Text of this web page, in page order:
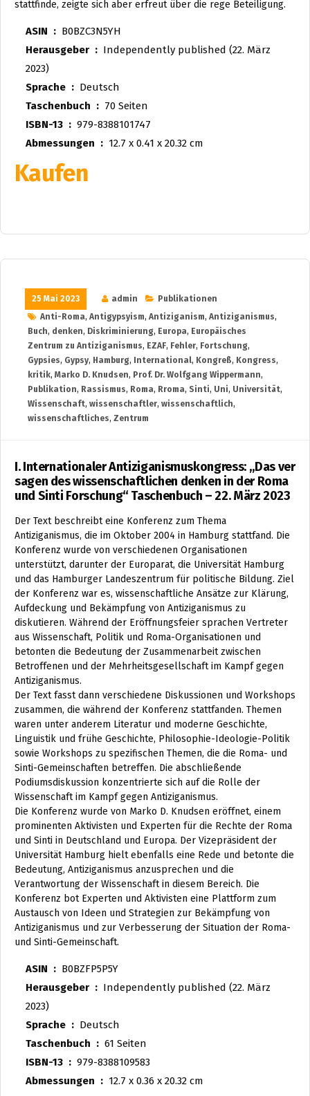
stattfinde, zeigte sich aber erfreut über die rege Beteiligung.
ASIN ‏ : ‎ B0BZC3N5YH
Herausgeber ‏ : ‎ Independently published (22. März
2023)
Sprache ‏ : ‎ Deutsch
Taschenbuch ‏ : ‎ 70 Seiten
ISBN-13 ‏ : ‎ 979-8388101747
Abmessungen ‏ : ‎ 12.7 x 0.41 x 20.32 cm
Kaufen
25 Mai 2023 admin
Publikationen
Anti-Roma, Antigypsyism, Antiziganism, Antiziganismus,
Buch, denken, Diskriminierung, Europa, Europäisches
Zentrum zu Antiziganismus, EZAF, Fehler, Fortschung,
Gypsies, Gypsy, Hamburg, International, Kongreß, Kongress,
kritik, Marko D. Knudsen, Prof. Dr. Wolfgang Wippermann,
Publikation, Rassismus, Roma, Rroma, Sinti, Uni, Universität,
Wissenschaft, wissenschaftler, wissenschaftlich,
wissenschaftliches, Zentrum
I. Internationaler Antiziganismuskongress: „Das ver
sagen des wissenschaftlichen denken in der Roma
und Sinti Forschung“ Taschenbuch – 22. März 2023
Der Text beschreibt eine Konferenz zum Thema
Antiziganismus, die im Oktober 2004 in Hamburg stattfand. Die
Konferenz wurde von verschiedenen Organisationen
unterstützt, darunter der Europarat, die Universität Hamburg
und das Hamburger Landeszentrum für politische Bildung. Ziel
der Konferenz war es, wissenschaftliche Ansätze zur Klärung,
Aufdeckung und Bekämpfung von Antiziganismus zu
diskutieren. Während der Eröffnungsfeier sprachen Vertreter
aus Wissenschaft, Politik und Roma-Organisationen und
betonten die Bedeutung der Zusammenarbeit zwischen
Betroffenen und der Mehrheitsgesellschaft im Kampf gegen
Antiziganismus.
Der Text fasst dann verschiedene Diskussionen und Workshops
zusammen, die während der Konferenz stattfanden. Themen
waren unter anderem Literatur und moderne Geschichte,
Linguistik und frühe Geschichte, Philosophie-Ideologie-Politik
sowie Workshops zu spezifischen Themen, die die Roma- und
Sinti-Gemeinschaften betreffen. Die abschließende
Podiumsdiskussion konzentrierte sich auf die Rolle der
Wissenschaft im Kampf gegen Antiziganismus.
Die Konferenz wurde von Marko D. Knudsen eröffnet, einem
prominenten Aktivisten und Experten für die Rechte der Roma
und Sinti in Deutschland und Europa. Der Vizepräsident der
Universität Hamburg hielt ebenfalls eine Rede und betonte die
Bedeutung, Antiziganismus anzusprechen und die
Verantwortung der Wissenschaft in diesem Bereich. Die
Konferenz bot Experten und Aktivisten eine Plattform zum
Austausch von Ideen und Strategien zur Bekämpfung von
Antiziganismus und zur Verbesserung der Situation der Roma-
und Sinti-Gemeinschaft.
ASIN ‏ : ‎ B0BZFP5P5Y
Herausgeber ‏ : ‎ Independently published (22. März
2023)
Sprache ‏ : ‎ Deutsch
Taschenbuch ‏ : ‎ 61 Seiten
ISBN-13 ‏ : ‎ 979-8388109583
Abmessungen ‏ : ‎ 12.7 x 0.36 x 20.32 cm